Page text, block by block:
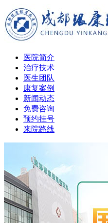
医院简介
治疗技术
医生团队
康复案例
新闻动态
免费咨询
预约挂号
来院路线